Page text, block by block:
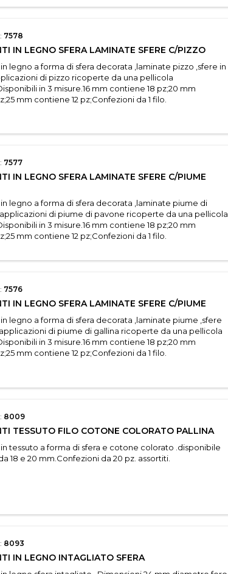
7578
IN LEGNO SFERA LAMINATE SFERE C/PIZZO
legno a forma di sfera decorata ,laminate pizzo ,sfere in
di pizzo ricoperte da una pellicola
in 3 misure.16 mm contiene 18 pz;20 mm
mm contiene 12 pz;Confezioni da 1 filo.
7577
IN LEGNO SFERA LAMINATE SFERE C/PIUME
legno a forma di sfera decorata ,laminate piume di
di piume di pavone ricoperte da una pellicola
in 3 misure.16 mm contiene 18 pz;20 mm
mm contiene 12 pz;Confezioni da 1 filo.
7576
IN LEGNO SFERA LAMINATE SFERE C/PIUME
legno a forma di sfera decorata ,laminate piume ,sfere
di piume di gallina ricoperte da una pellicola
in 3 misure.16 mm contiene 18 pz;20 mm
mm contiene 12 pz;Confezioni da 1 filo.
8009
TESSUTO FILO COTONE COLORATO PALLINA
tessuto a forma di sfera e cotone colorato .disponibile
18 e 20 mm.Confezioni da 20 pz. assortiti.
8093
IN LEGNO INTAGLIATO SFERA